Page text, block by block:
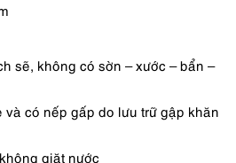
₫.
sẽ, không có sờn – xước – bẩn –
và có nếp gấp do lưu trữ gập khăn
giặt nước